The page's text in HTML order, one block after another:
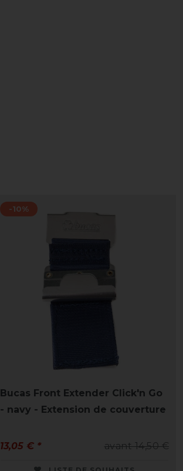
-10%
Bucas Front Extender Click'n Go
- navy - Extension de couverture
avant 14,50 €
13,05 € *